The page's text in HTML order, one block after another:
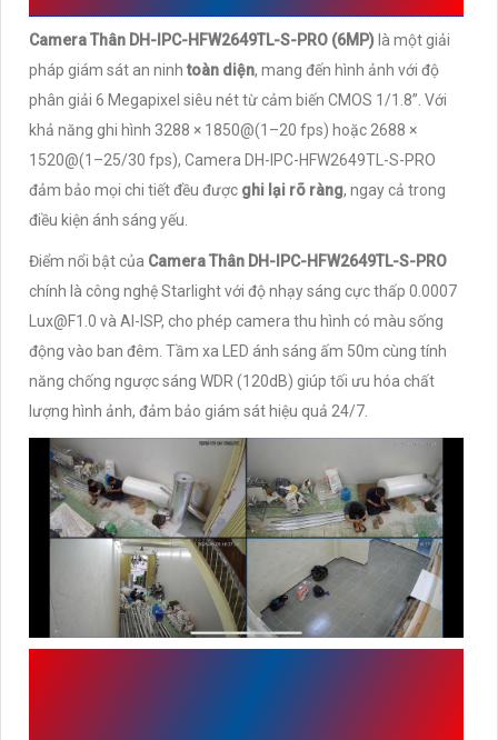
Camera Thân DH-IPC-HFW2649TL-S-PRO (6MP)là một giải
pháp giám sát an ninhtoàn diện, mang đến hình ảnh với độ
phân giải 6 Megapixel siêu nét từ cảm biến CMOS 1/1.8”. Với
khả năng ghi hình 3288 × 1850@(1–20 fps) hoặc 2688 ×
1520@(1–25/30 fps), Camera DH-IPC-HFW2649TL-S-PRO
đảm bảo mọi chi tiết đều được ghi lại rõ ràng, ngay cả trong
điều kiện ánh sáng yếu.
Điểm nổi bật của Camera Thân DH-IPC-HFW2649TL-S-PRO
chính là công nghệ Starlight với độ nhạy sáng cực thấp 0.0007
Lux@F1.0 và AI-ISP, cho phép camera thu hình có màu sống
động vào ban đêm. Tầm xa LED ánh sáng ấm 50m cùng tính
năng chống ngược sáng WDR (120dB) giúp tối ưu hóa chất
lượng hình ảnh, đảm bảo giám sát hiệu quả 24/7.